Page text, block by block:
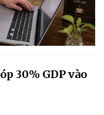
30% GDP vào